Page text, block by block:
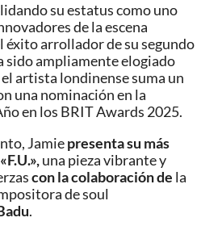
su estatus como uno
de la escena
éxito arrollador de su segundo
sido ampliamente elogiado
artista londinense suma un
una nominación en la
en los BRIT Awards 2025.
Jamiepresenta su más
una pieza vibrante y
con la colaboración de la
de soul
.